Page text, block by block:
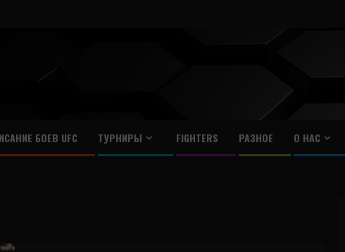
БОЕВ UFC ТУРНИРЫ FIGHTERS РАЗНОЕ О НАС